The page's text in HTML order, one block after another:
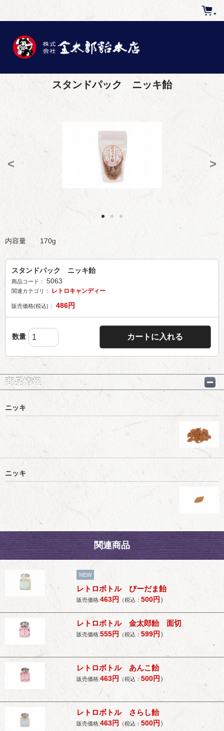
スタンドパック ニッキ飴
< >
内容量 170g
スタンドパック ニッキ飴
商品コード： 5063
関連カテゴリ： レトロキャンディー
販売価格(税込)： 486円
数量 カートに入れる
商品情報
ニッキ
ニッキ
関連商品
NEW
レトロボトル びーだま飴
販売価格:463円 （税込： 500円）
レトロボトル 金太郎飴 面切
販売価格:555円 （税込：599円）
レトロボトル あんこ飴
販売価格:463円 （税込： 500円）
レトロボトル さらし飴
販売価格:463円 （税込： 500円）